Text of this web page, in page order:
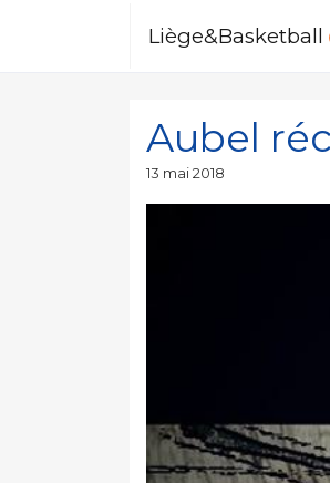
Liège&Basketball
Aubel
Publié
13 mai 2018